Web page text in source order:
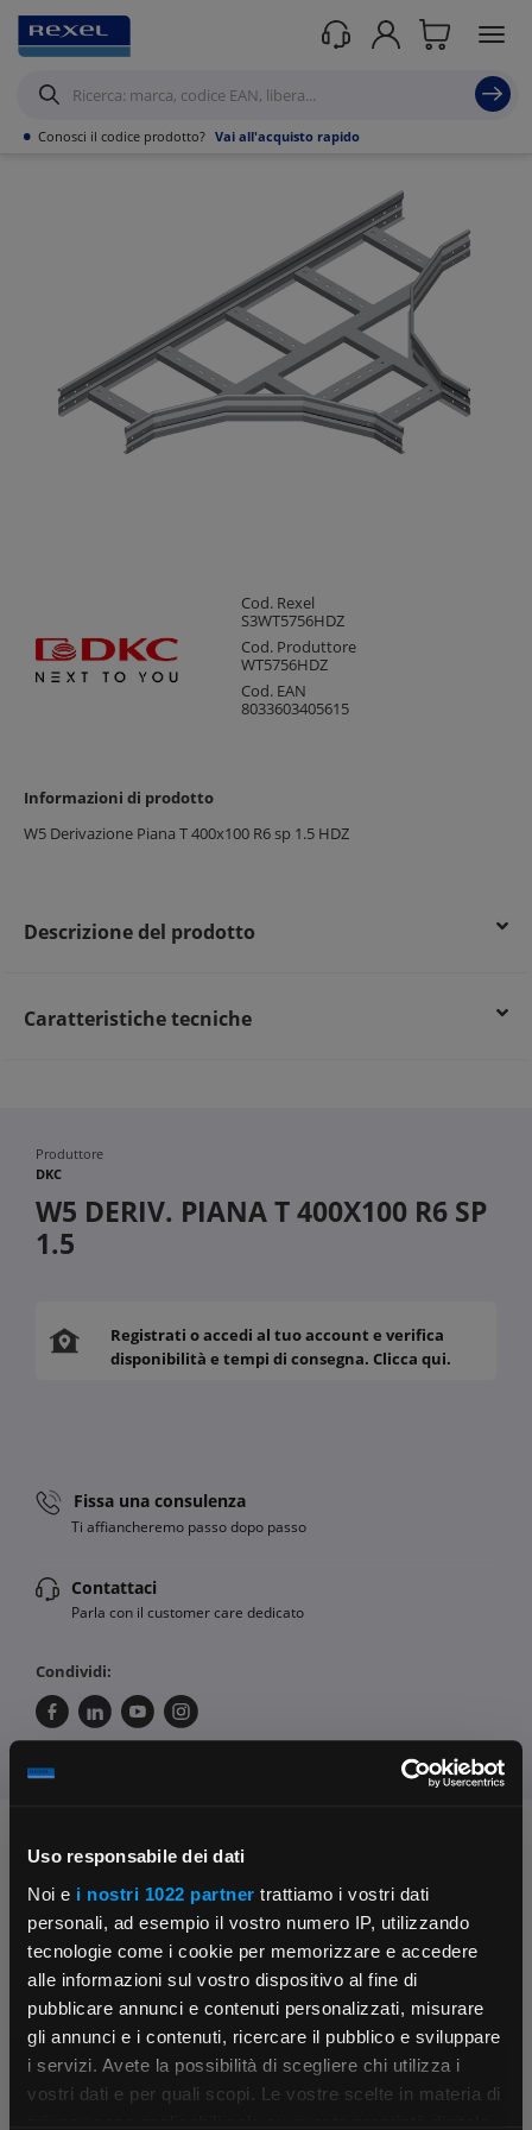
Uso responsabile dei dati
Noi e i nostri 1022 partner trattiamo i vostri dati
personali, ad esempio il vostro numero IP, utilizzando
tecnologie come i cookie per memorizzare e accedere
alle informazioni sul vostro dispositivo al fine di
pubblicare annunci e contenuti personalizzati, misurare
gli annunci e i contenuti, ricercare il pubblico e sviluppare
i servizi. Avete la possibilità di scegliere chi utilizza i
vostri dati e per quali scopi. Le vostre scelte in materia di
• Conosci il codice prodotto? Vai all'acquisto rapido
×
Prodotti /Canalizzazioni
Cod. Rexel
S3WT5756HDZ
Cod. Produttore
WT5756HDZ
Cod. EAN
8033603405615
Informazioni di prodotto
W5 Derivazione Piana T 400x100 R6 sp 1.5 HDZ
Descrizione del prodotto
Caratteristiche tecniche
Produttore
DKC
W5 DERIV. PIANA T 400X100 R6 SP
1.5
Registrati o accedi al tuo account e verifica
disponibilità e tempi di consegna. Clicca qui.
Fissa una consulenza
Ti affiancheremo passo dopo passo
Contattaci
Parla con il customer care dedicato
Condividi:
Chiedi ai nostri tecnici
Contattaci Fissa una consulenza